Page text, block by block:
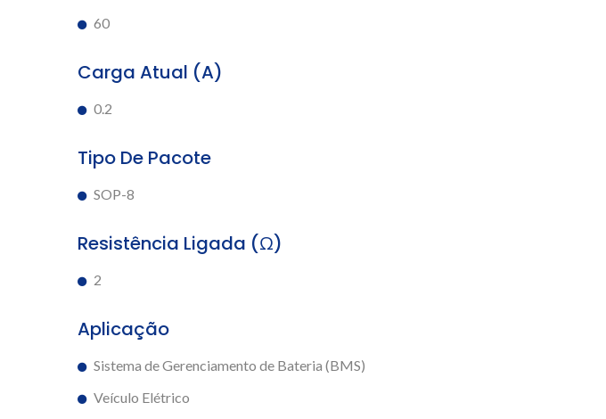
60
Carga Atual (A)
0.2
Tipo De Pacote
SOP-8
Resistência Ligada (Ω)
2
Aplicação
Sistema de Gerenciamento de Bateria (BMS)
Veículo Elétrico